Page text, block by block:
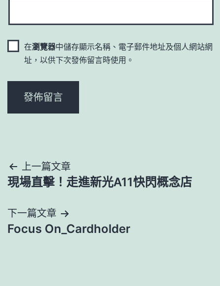
在瀏覽器中儲存顯示名稱、電子郵件地址及個人網站網
址，以供下次發佈留言時使用。
文
章
導
覽
上一篇文章
現場直擊！走進新光A11快閃概念店
下一篇文章
Focus On_Cardholder